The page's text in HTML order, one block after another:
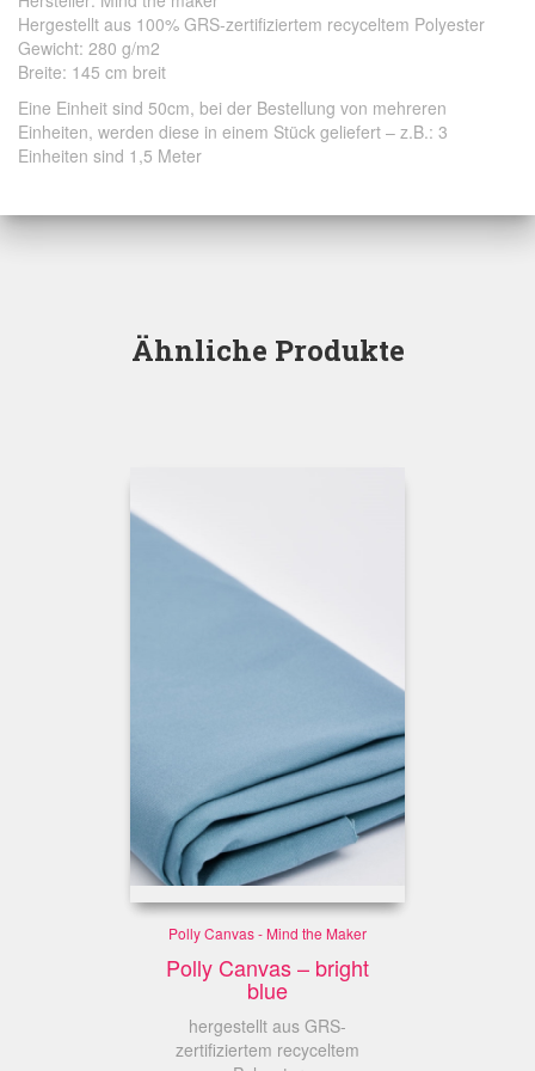
Hergestellt aus 100% GRS-zertifiziertem recyceltem Polyester
Gewicht: 280 g/m2
Breite: 145 cm breit
Eine Einheit sind 50cm, bei der Bestellung von mehreren
Einheiten, werden diese in einem Stück geliefert – z.B.: 3
Einheiten sind 1,5 Meter
Ähnliche Produkte
Polly Canvas - Mind the Maker
Polly Canvas – bright
blue
hergestellt aus GRS-
zertifiziertem recyceltem